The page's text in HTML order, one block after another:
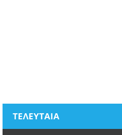
ΤΕΛΕΥΤΑΙΑ